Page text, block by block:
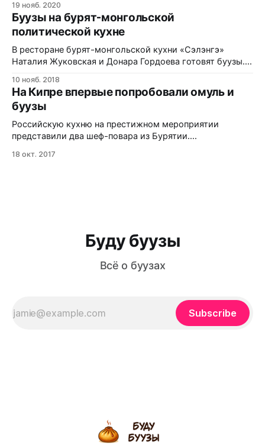
19 нояб. 2020
Буузы на бурят-монгольской
политической кухне
В ресторане бурят-монгольской кухни «Сэлэнгэ»
Наталия Жуковская и Донара Гордоева готовят буузы.
10 нояб. 2018
На Кипре впервые попробовали омуль и
буузы
Российскую кухню на престижном мероприятии
представили два шеф-повара из Бурятии.
Никосия и Лимасолпод на Кипре прошла третья
18 окт. 2017
Буду буузы
Всё о буузах
Subscribe